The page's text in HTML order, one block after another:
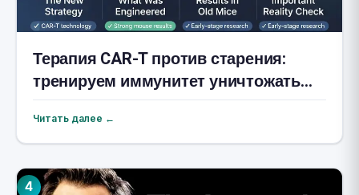
Терапия CAR-T против старения:
тренируем иммунитет уничтожать
клетки-зомби
Читать далее ←
4